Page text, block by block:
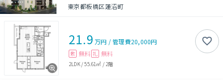
東京都板橋区蓮沼町
21.9 万円 /管理費20,000円
敷 無料 礼 無料
2LDK/55.61㎡ / 2階